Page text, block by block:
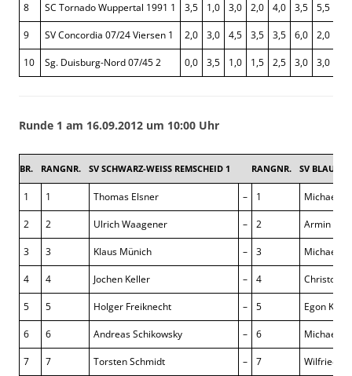
8 SC Tornado Wuppertal 1991 1 3,5 1,0 3,0 2,0 4,0 3,5 5,5
9 SV Concordia 07/24 Viersen 1 2,0 3,0 4,5 3,5 3,5 6,0 2,0
10 Sg. Duisburg-Nord 07/45 2 0,0 3,5 1,0 1,5 2,5 3,0 3,0
Runde 1 am 16.09.2012 um 10:00 Uhr
BR. RANGNR. SV SCHWARZ-WEISS REMSCHEID 1 RANGNR. SV BLAU-
1 1 Thomas Elsner – 1 Michael
2 2 Ulrich Waagener – 2 Armin
3 3 Klaus Münich – 3 Michael
4 4 Jochen Keller – 4 Christoph
5 5 Holger Freiknecht – 5 Egon Klaus
6 6 Andreas Schikowsky – 6 Michael
7 7 Torsten Schmidt – 7 Wilfried